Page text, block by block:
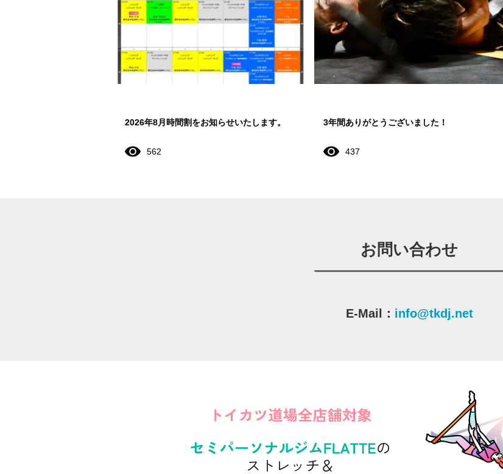
2026年8月時間割をお知らせいたします。
562
3年間ありがとうございました！
437
お問い合わせ
E-Mail： info@tkdj.net